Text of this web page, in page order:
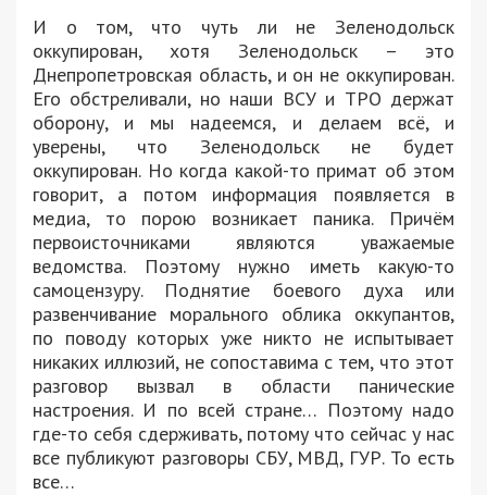
И о том, что чуть ли не Зеленодольск
оккупирован, хотя Зеленодольск – это
Днепропетровская область, и он не оккупирован.
Его обстреливали, но наши ВСУ и ТРО держат
оборону, и мы надеемся, и делаем всё, и
уверены, что Зеленодольск не будет
оккупирован. Но когда какой-то примат об этом
говорит, а потом информация появляется в
медиа, то порою возникает паника. Причём
первоисточниками являются уважаемые
ведомства. Поэтому нужно иметь какую-то
самоцензуру. Поднятие боевого духа или
развенчивание морального облика оккупантов,
по поводу которых уже никто не испытывает
никаких иллюзий, не сопоставима с тем, что этот
разговор вызвал в области панические
настроения. И по всей стране… Поэтому надо
где-то себя сдерживать, потому что сейчас у нас
все публикуют разговоры СБУ, МВД, ГУР. То есть
все…